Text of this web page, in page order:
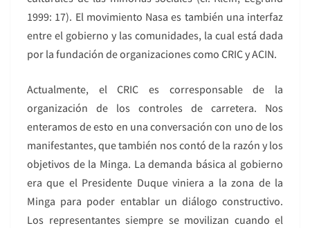
1999: 17). El movimiento Nasa es también una interfaz
entre el gobierno y las comunidades, la cual está dada
por la fundación de organizaciones como CRIC y ACIN.
Actualmente, el CRIC es corresponsable de la
organización de los controles de carretera. Nos
enteramos de esto en una conversación con uno de los
manifestantes, que también nos contó de la razón y los
objetivos de la Minga. La demanda básica al gobierno
era que el Presidente Duque viniera a la zona de la
Minga para poder entablar un diálogo constructivo.
Los representantes siempre se movilizan cuando el